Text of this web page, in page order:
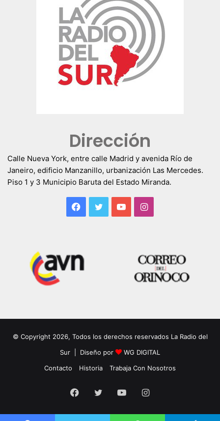
Dirección
Calle Nueva York, entre calle Madrid y avenida Río de
Janeiro, edificio Manzanillo, urbanización Las Mercedes.
Piso 1 y 3 Municipio Baruta del Estado Miranda.
Facebook
TwitterYouTubeInstagram
© Copyright 2026, Todos los derechos reservados La Radio del
Sur | Diseño por
WG DIGITAL
Contacto
Historia Trabaja Con Nosotros
Facebook
TwitterYouTubeInstagram